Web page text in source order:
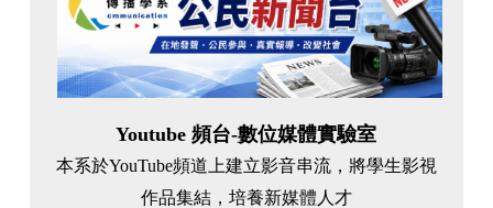
Youtube 頻台-數位媒體實驗室
本系於YouTube頻道上建立影音串流，將學生影視
作品集結，培養新媒體人才